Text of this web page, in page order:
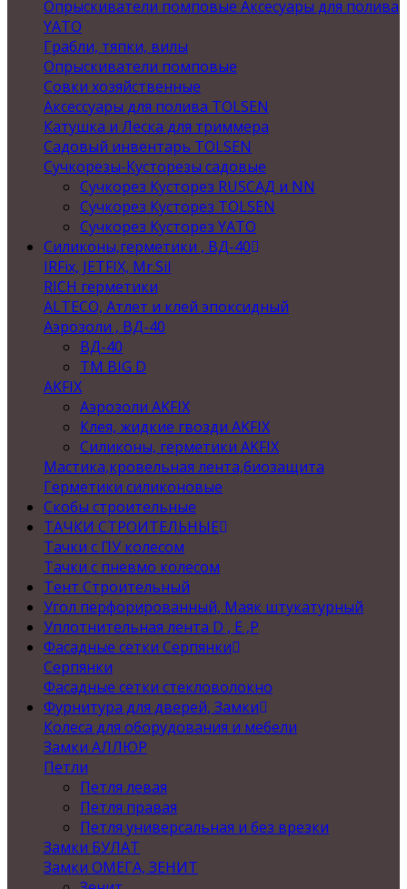
Опрыскиватели помповые Аксесуары для полива
YATO
Грабли, тяпки, вилы
Опрыскиватели помповые
Совки хозяйственные
Аксессуары для полива TOLSEN
Катушка и Леска для триммера
Садовый инвентарь TOLSEN
Сучкорезы-Кусторезы садовые
Сучкорез Кусторез RUSСАД и NN
Сучкорез Кусторез TOLSEN
Сучкорез Кусторез YATO
Силиконы,герметики , ВД-40
IRFix, JETFIX, Mr.Sil
RICH герметики
ALTECO, Атлет и клей эпоксидный
Аэрозоли , ВД-40
ВД-40
TM BIG D
AKFIX
Аэрозоли AKFIX
Клея, жидкие гвозди AKFIX
Силиконы, герметики AKFIX
Мастика,кровельная лента,биозащита
Герметики силиконовые
Скобы строительные
ТАЧКИ СТРОИТЕЛЬНЫЕ
Тачки с ПУ колесом
Тачки с пневмо колесом
Тент Строительный
Угол перфорированный, Маяк штукатурный
Уплотнительная лента D , Е ,P
Фасадные сетки Серпянки
Серпянки
Фасадные сетки стекловолокно
Фурнитура для дверей, Замки
Колеса для оборудования и мебели
Замки АЛЛЮР
Петли
Петля левая
Петля правая
Петля универсальная и без врезки
Замки БУЛАТ
Замки ОМЕГА, ЗЕНИТ